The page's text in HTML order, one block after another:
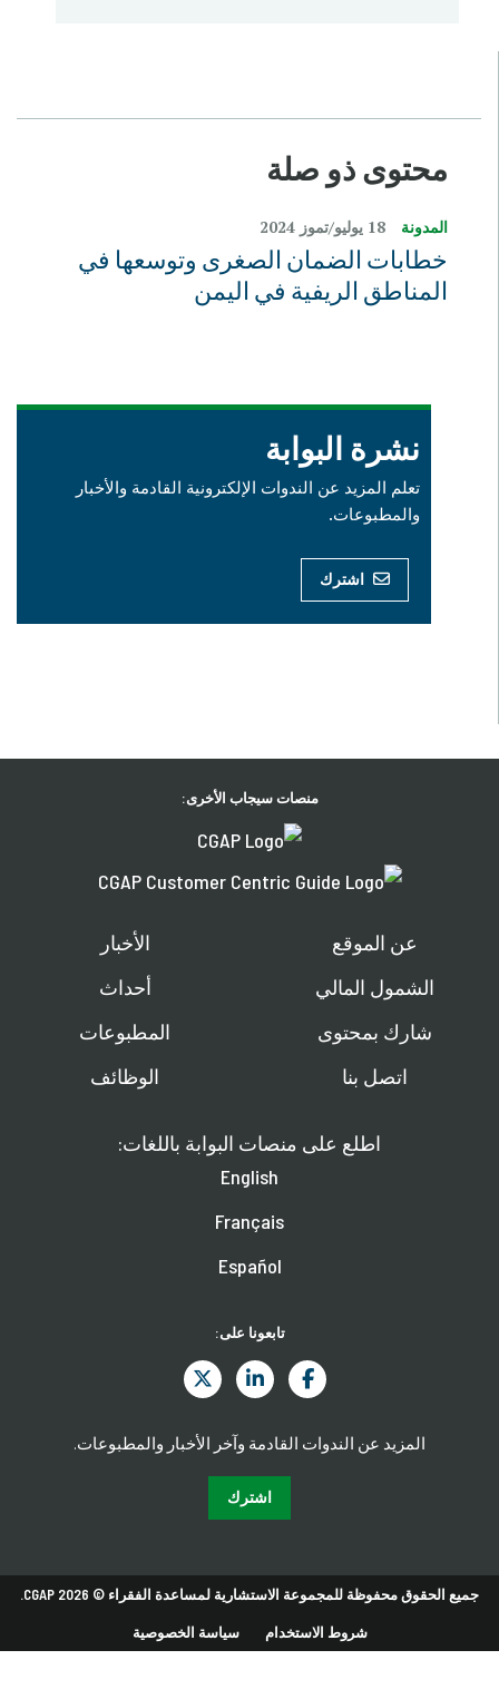
محتوى ذو صلة
المدونة 18 يوليو/تموز 2024
خطابات الضمان الصغرى وتوسعها في
المناطق الريفية في اليمن
نشرة البوابة
تعلم المزيد عن الندوات الإلكترونية القادمة والأخبار
والمطبوعات.
اشترك
منصات سيجاب الأخرى:
عن الموقع
الشمول المالي
شارك بمحتوى
اتصل بنا
الأخبار
أحداث
المطبوعات
الوظائف
اطلع على منصات البوابة باللغات:
English
Français
Español
تابعونا على:
المزيد عن الندوات القادمة وآخر الأخبار والمطبوعات.
اشترك
جميع الحقوق محفوظة للمجموعة الاستشارية لمساعدة الفقراء © 2026 CGAP.
شروط الاستخدام سياسة الخصوصية